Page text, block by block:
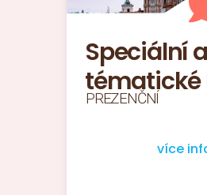
Speciální a
tématické
PREZENČNÍ
více